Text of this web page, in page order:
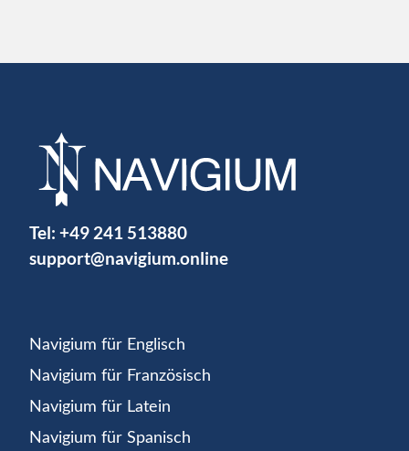
Tel: +49 241 513880
support@navigium.online
Navigium für Englisch
Navigium für Französisch
Navigium für Latein
Navigium für Spanisch